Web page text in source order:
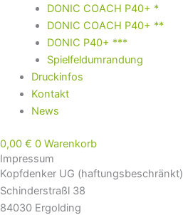
DONIC COACH P40+ *
DONIC COACH P40+ **
DONIC P40+ ***
Spielfeldumrandung
Druckinfos
Kontakt
News
0,00 € 0 Warenkorb
Impressum
Kopfdenker UG (haftungsbeschränkt)
Schinderstraßl 38
84030 Ergolding